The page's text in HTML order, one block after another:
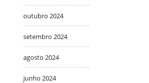
outubro 2024
setembro 2024
agosto 2024
junho 2024